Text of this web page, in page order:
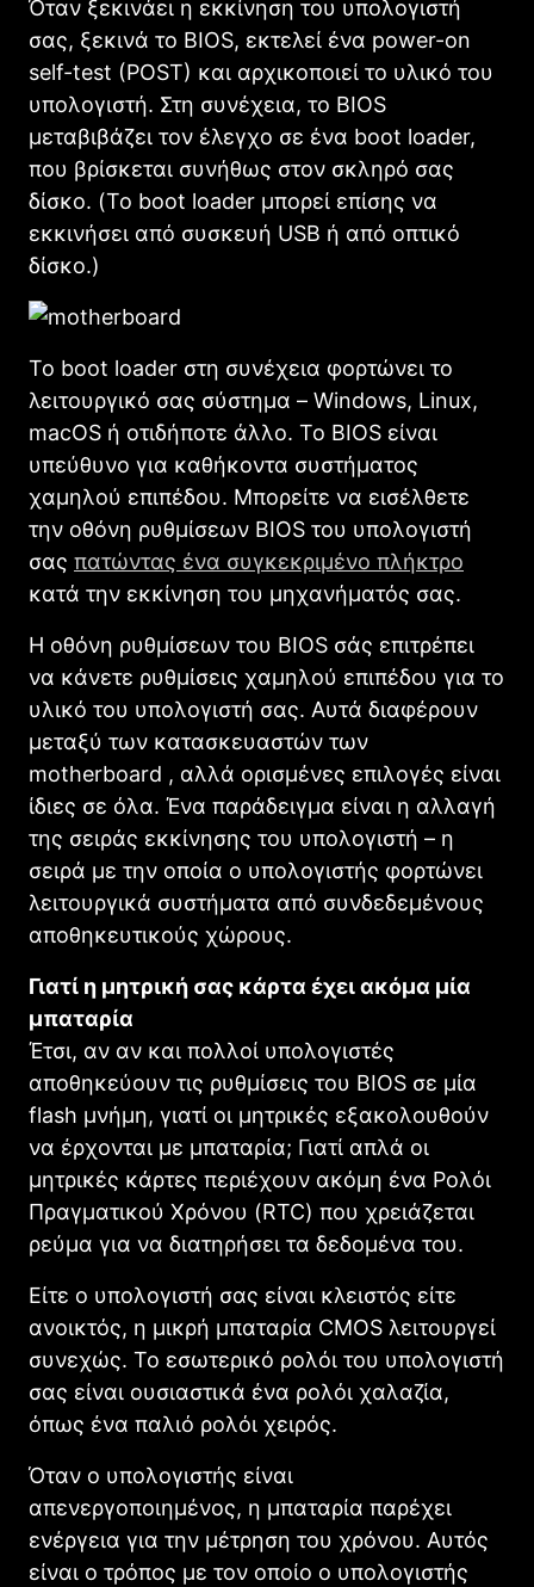
Όταν ξεκινάει η εκκίνηση του υπολογιστή
σας, ξεκινά το BIOS, εκτελεί ένα power-on
self-test (POST) και αρχικοποιεί το υλικό του
υπολογιστή. Στη συνέχεια, το BIOS
μεταβιβάζει τον έλεγχο σε ένα boot loader,
που βρίσκεται συνήθως στον σκληρό σας
δίσκο. (To boot loader μπορεί επίσης να
εκκινήσει από συσκευή USB ή από οπτικό
δίσκο.)
Το boot loader στη συνέχεια φορτώνει το
λειτουργικό σας σύστημα – Windows, Linux,
macOS ή οτιδήποτε άλλο. Το BIOS είναι
υπεύθυνο για καθήκοντα συστήματος
χαμηλού επιπέδου. Μπορείτε να εισέλθετε
την οθόνη ρυθμίσεων BIOS του υπολογιστή
σας πατώντας ένα συγκεκριμένο πλήκτρο
κατά την εκκίνηση του μηχανήματός σας.
Η οθόνη ρυθμίσεων του BIOS σάς επιτρέπει
να κάνετε ρυθμίσεις χαμηλού επιπέδου για το
υλικό του υπολογιστή σας. Αυτά διαφέρουν
μεταξύ των κατασκευαστών των
motherboard , αλλά ορισμένες επιλογές είναι
ίδιες σε όλα. Ένα παράδειγμα είναι η αλλαγή
της σειράς εκκίνησης του υπολογιστή – η
σειρά με την οποία ο υπολογιστής φορτώνει
λειτουργικά συστήματα από συνδεδεμένους
αποθηκευτικούς χώρους.
Γιατί η μητρική σας κάρτα έχει ακόμα μία
μπαταρία
Έτσι, αν αν και πολλοί υπολογιστές
αποθηκεύουν τις ρυθμίσεις του BIOS σε μία
flash μνήμη, γιατί οι μητρικές εξακολουθούν
να έρχονται με μπαταρία; Γιατί απλά οι
μητρικές κάρτες περιέχουν ακόμη ένα Ρολόι
Πραγματικού Χρόνου (RTC) που χρειάζεται
ρεύμα για να διατηρήσει τα δεδομένα του.
Είτε ο υπολογιστή σας είναι κλειστός είτε
ανοικτός, η μικρή μπαταρία CMOS λειτουργεί
συνεχώς. Το εσωτερικό ρολόι του υπολογιστή
σας είναι ουσιαστικά ένα ρολόι χαλαζία,
όπως ένα παλιό ρολόι χειρός.
Όταν ο υπολογιστής είναι
απενεργοποιημένος, η μπαταρία παρέχει
ενέργεια για την μέτρηση του χρόνου. Αυτός
είναι ο τρόπος με τον οποίο ο υπολογιστής